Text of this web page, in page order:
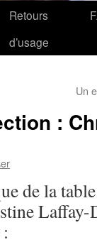
Retours
d’usage
Un
:
de la
Laffay-